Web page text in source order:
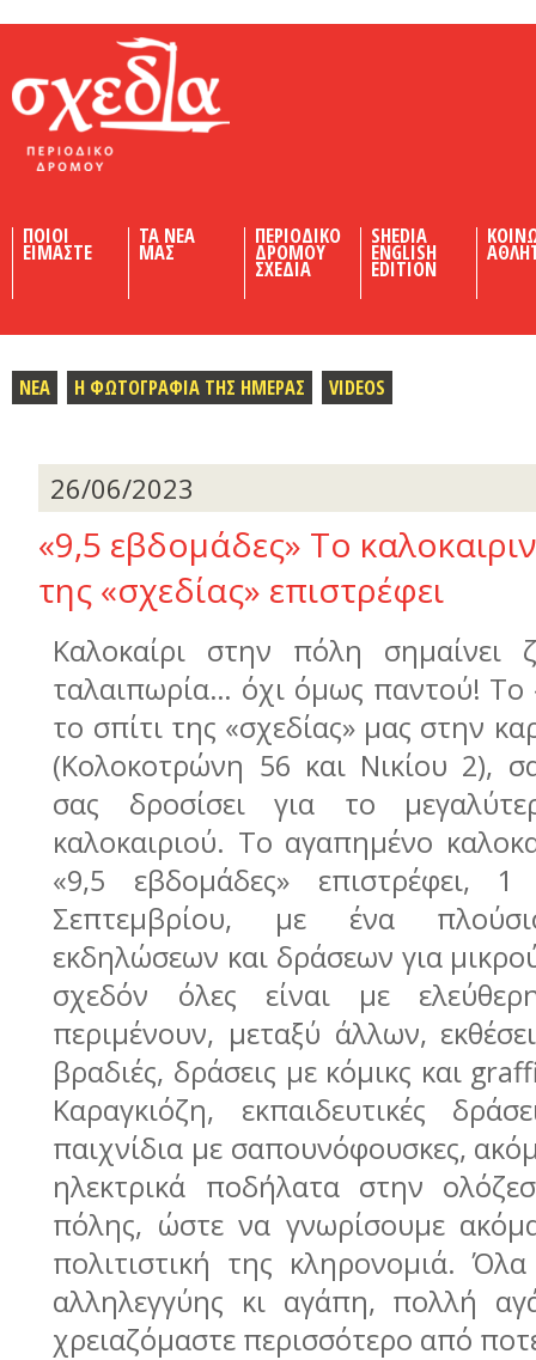
ΠΟΙΟΙ
ΕΙΜΑΣΤΕ
ΤΑ ΝΕΑ
ΜΑΣ
ΠΕΡΙΟΔΙΚΟ
ΔΡΟΜΟΥ
ΣΧΕΔΙΑ
SHEDIA
ENGLISH
EDITION
ΝΕΑ Η ΦΩΤΟΓΡΑΦΙΑ ΤΗΣ ΗΜΕΡΑΣ VIDEOS
26/06/2023
«9,5 εβδομάδες» Το
της «σχεδίας» επιστρέφει
Καλοκαίρι στην πόλη σημαίνει
ταλαιπωρία… όχι όμως παντού! To
το σπίτι της «σχεδίας» μας στην
(Κολοκοτρώνη 56 και Νικίου 2),
σας δροσίσει για το
καλοκαιριού. Το αγαπημένο
«9,5 εβδομάδες» επιστρέφει,
Σεπτεμβρίου, με ένα
εκδηλώσεων και δράσεων για
σχεδόν όλες είναι με
περιμένουν, μεταξύ άλλων,
βραδιές, δράσεις με κόμικς και
Καραγκιόζη, εκπαιδευτικές
παιχνίδια με σαπουνόφουσκες,
ηλεκτρικά ποδήλατα στην
πόλης, ώστε να γνωρίσουμε
πολιτιστική της κληρονομιά.
αλληλεγγύης κι αγάπη, πολλή
χρειαζόμαστε περισσότερο από